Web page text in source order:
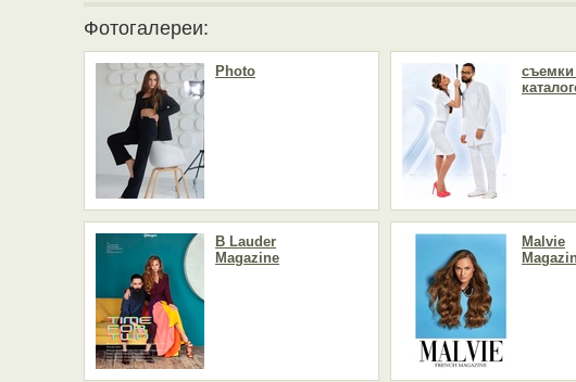
Фотогалереи:
Photo
B Lauder
Magazine
Malvie